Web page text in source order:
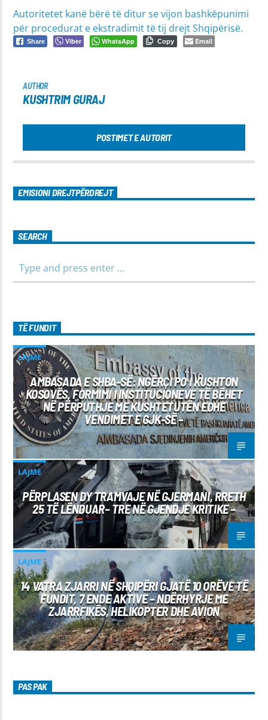
Autoritetet kanë bërë të ditur se vijon bashkëpunimi
për procedurat e ekstradimit të tij drejt Shqipërisë.
Share Viber WhatsApp Copy Email
AUTHOR
KUSHTRIM GURAJ
POSTIMET E AUTORIT
EMISIONI DREJTPËRDREJT
SEARCH
TË FUNDIT
LAJME
AMBASADA E SHBA-SË: NGËRÇI PO I KUSHTON
KOSOVËS, FORMIMI I INSTITUCIONEVE TË BËHET
NË PËRPUTHJE ME KUSHTETUTËN EDHE
VENDIMET E GJK-SË –
LAJME
PËRPLASEN DY TRAMVAJE NË GJERMANI, RRETH
25 TË LËNDUAR– TRE NË GJENDJE KRITIKE –
LAJME
14 VATRA ZJARRI NË SHQIPËRI GJATË 10 ORËVE TË
FUNDIT, 7 ENDE AKTIVE – NDËRHYRJE ME
ZJARRFIKËS, HELIKOPTER DHE AVION
PAS PAK